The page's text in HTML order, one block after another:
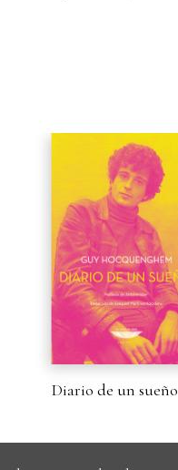
Diario de un sueño